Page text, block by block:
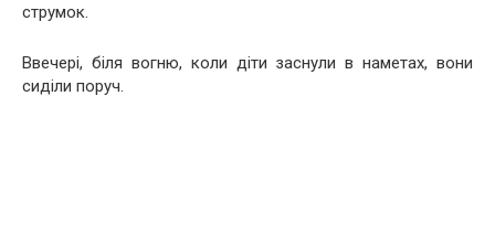
струмок.
Ввечері, біля вогню, коли діти заснули в наметах, вони
сиділи поруч.